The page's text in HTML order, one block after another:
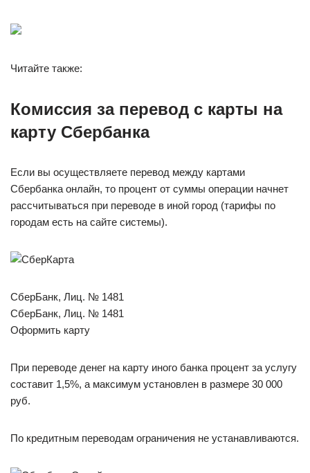
Читайте также:
Комиссия за перевод с карты на
карту Сбербанка
Если вы осуществляете перевод между картами
Сбербанка онлайн, то процент от суммы операции начнет
рассчитываться при переводе в иной город (тарифы по
городам есть на сайте системы).
СберБанк, Лиц. № 1481
СберБанк, Лиц. № 1481
Оформить карту
При переводе денег на карту иного банка процент за услугу
составит 1,5%, а максимум установлен в размере 30 000
руб.
По кредитным переводам ограничения не устанавливаются.